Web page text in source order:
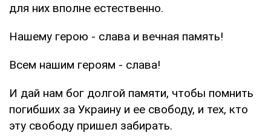
для них вполне естественно.
Нашему герою - слава и вечная память!
Всем нашим героям - слава!
И дай нам бог долгой памяти, чтобы помнить
погибших за Украину и ее свободу, и тех, кто
эту свободу пришел забирать.